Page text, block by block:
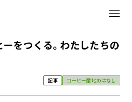
をつくる。わたしたちの
記事 コーヒー産地のはなし